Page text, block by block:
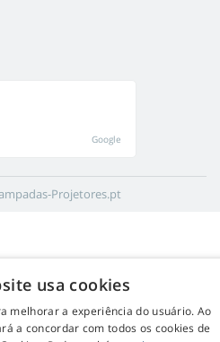
Google
Projetores.pt
usa cookies
melhorar a experiência do usuário. Ao
a concordar com todos os cookies de